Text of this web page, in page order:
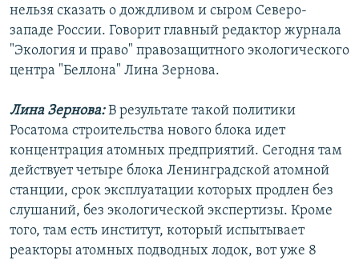
нельзя сказать о дождливом и сыром Северо-
западе России. Говорит главный редактор журнала
"Экология и право" правозащитного экологического
центра "Беллона" Лина Зернова.
Лина Зернова:В результате такой политики
Росатома строительства нового блока идет
концентрация атомных предприятий. Сегодня там
действует четыре блока Ленинградской атомной
станции, срок эксплуатации которых продлен без
слушаний, без экологической экспертизы. Кроме
того, там есть институт, который испытывает
реакторы атомных подводных лодок, вот уже 8